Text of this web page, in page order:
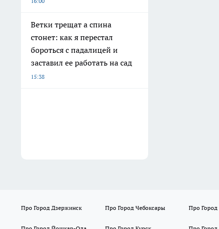
Ветки трещат а спина
стонет: как я перестал
бороться с падалицей и
заставил ее работать на сад
15:38
Про Город Дзержинск Про Город Чебоксары Про Город